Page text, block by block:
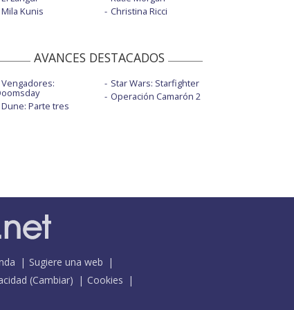
Mila Kunis
Christina Ricci
AVANCES DESTACADOS
Vengadores:
Dune: Parte tres
Star Wars: Starfighter
Operación Camarón 2
Sugiere una web
(Cambiar)
Cookies